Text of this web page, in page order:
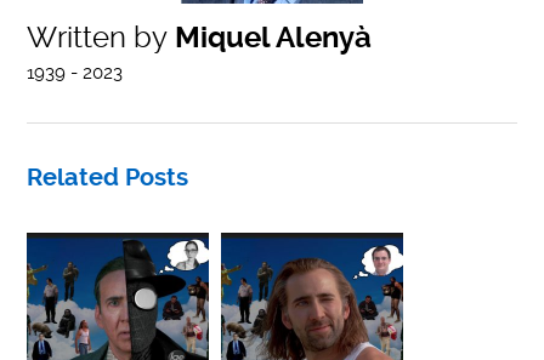
Written by Miquel Alenyà
1939 - 2023
Related Posts